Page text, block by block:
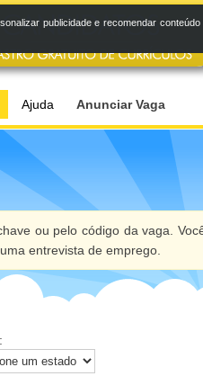
Ajuda Anunciar Vaga
ou pelo código da vaga.
entrevista de emprego.
publicidade e recomendar